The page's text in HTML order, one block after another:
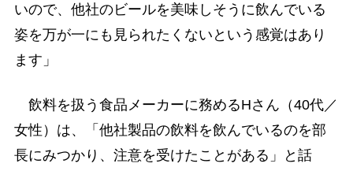
いので、他社のビールを美味しそうに飲んでいる
姿を万が一にも見られたくないという感覚はあり
ます」
飲料を扱う食品メーカーに務めるHさん（40代／
女性）は、「他社製品の飲料を飲んでいるのを部
長にみつかり、注意を受けたことがある」と話